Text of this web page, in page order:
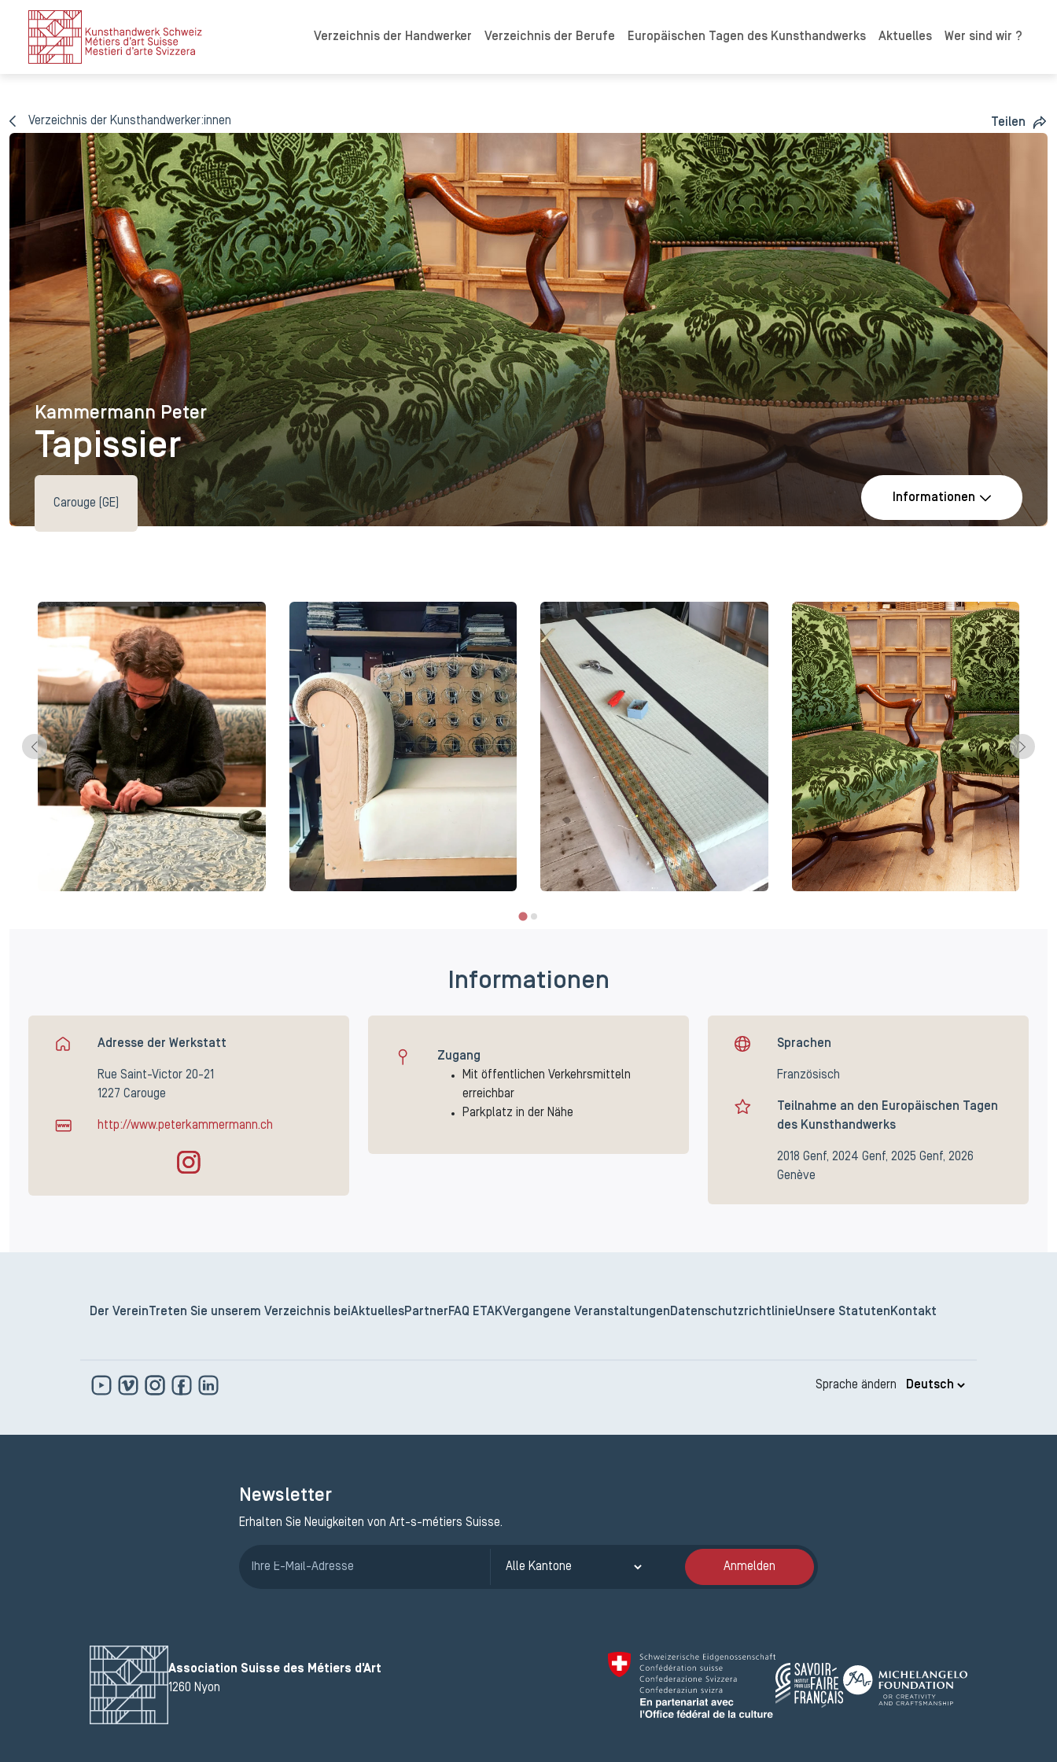
Verzeichnis der Handwerker Verzeichnis der Berufe Europäischen Tagen des Kunsthandwerks Aktuelles Wer sind wir ?
Verzeichnis der Kunsthandwerker:innen Teilen
Kammermann Peter
Kammermann Peter
Tapissier
Carouge (GE)
Informationen
Informationen
Adresse der Werkstatt
Rue Saint-Victor 20-21
1227 Carouge
http://www.peterkammermann.ch
Zugang
Mit öffentlichen Verkehrsmitteln
erreichbar
Parkplatz in der Nähe
Sprachen
Französisch
Teilnahme an den Europäischen Tagen
des Kunsthandwerks
2018 Genf, 2024 Genf, 2025 Genf, 2026
Genève
Der Verein Treten Sie unserem Verzeichnis bei AktuellesPartner FAQ ETAKVergangene Veranstaltungen DatenschutzrichtlinieUnsere Statuten Kontakt
Sprache ändern
Newsletter
Erhalten Sie Neuigkeiten von Art-s-métiers Suisse.
Anmelden
Association Suisse des Métiers d'Art
1260 Nyon